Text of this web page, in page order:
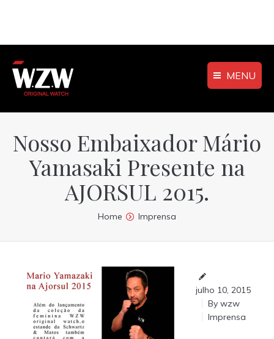
MENU
Nosso Embaixador Mário
Yamasaki Presente na
AJORSUL 2015.
Home Imprensa
julho 10, 2015
By wzw
Imprensa